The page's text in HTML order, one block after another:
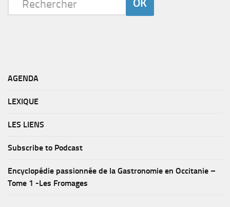
AGENDA
LEXIQUE
LES LIENS
Subscribe to Podcast
Encyclopédie passionnée de la Gastronomie en Occitanie –
Tome 1 -Les Fromages